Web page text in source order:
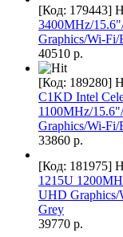
[Код: 179443]
3400MHz/
Graphics/Wi-
40510 р.
[Код: 189280]
C1KD Intel
1100MHz/
Graphics/Wi-
33860 р.
[Код: 181975]
1215U
UHD Graphics/
Grey
39770 р.